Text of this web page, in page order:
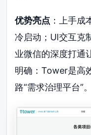
优势亮点 ：上手
冷启动；UI交互克
业微信的深度打通
明确：Tower是高
路“需求治理平台”。